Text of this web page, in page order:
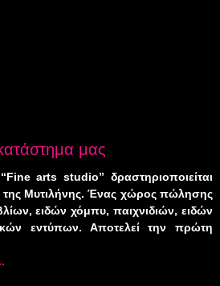
μας
arts studio” δραστηριοποιείται
της Μυτιλήνης. Ένας χώρος πώλησης
ειδών χόμπυ, παιχνιδιών, ειδών
εντύπων. Αποτελεί την πρώτη